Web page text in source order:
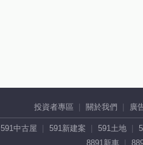
投資者專區 關於我們 廣
591中古屋 591新建案 591土地
8891新車